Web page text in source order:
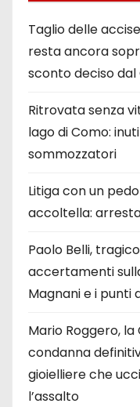
Taglio delle
resta ancora
sconto deciso
Ritrovata senza
lago di Como:
sommozzatori
Litiga con un
accoltella:
Paolo Belli,
accertamenti
Magnani e i punti
Mario Roggero,
condanna
gioielliere che
l’assalto